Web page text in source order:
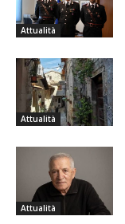
Attualità
Attualità
Attualità